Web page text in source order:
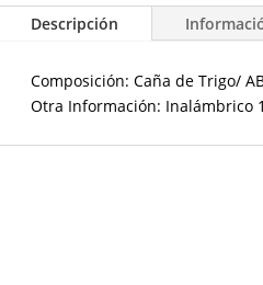
Descripción
Composición: Caña de Trigo/
Otra Información: Inalámbrico